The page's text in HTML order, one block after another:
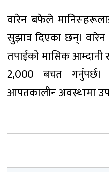
वारेन बफेले
सुझाव दिएका छन्।
तपाईको मासिक
2,000 बचत
आपतकालीन अवस्थामा